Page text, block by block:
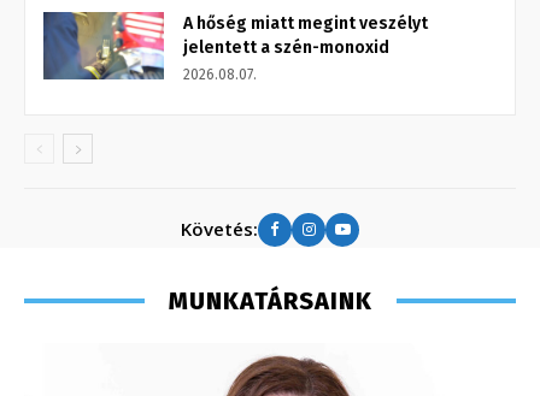
A hőség miatt megint veszélyt
jelentett a szén-monoxid
2026.08.07.
Követés:
MUNKATÁRSAINK